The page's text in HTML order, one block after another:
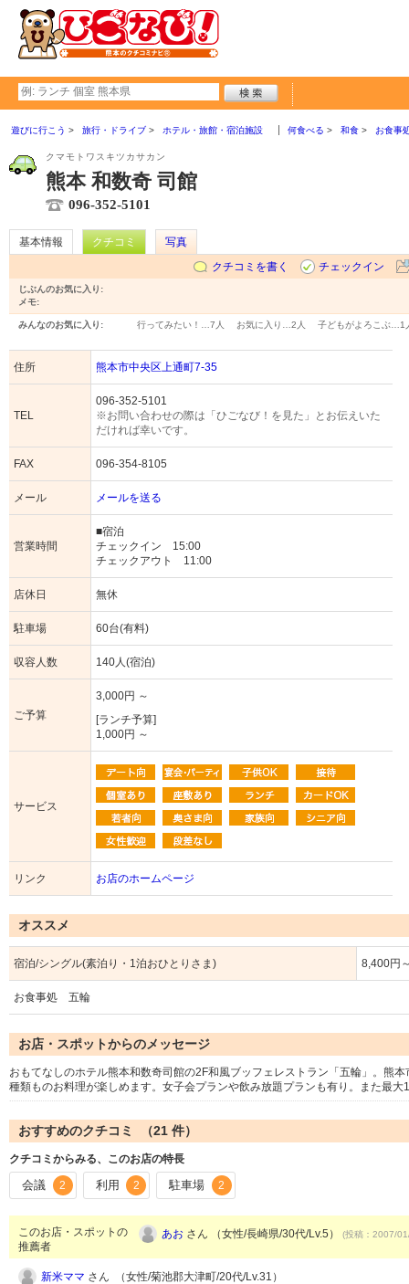
遊びに行こう 旅行・ドライブ ホテル・旅館・宿泊施設 何食べる 和食 お食事
クマモトワスキツカサカン
熊本 和数奇 司館
096-352-5101
基本情報 クチコミ
写真
クチコミを書く
チェックイン
じぶんのお気に入り:
メモ:
みんなのお気に入り: 行ってみたい！… 7人 お気に入り… 2人 子どもがよろこぶ… 1
住所 熊本市中央区上通町7-35
TEL
096-352-5101
※お問い合わせの際は「ひごなび！を見た」とお伝えいた
だければ幸いです。
FAX 096-354-8105
メール メールを送る
営業時間
■宿泊
チェックイン 15:00
チェックアウト 11:00
店休日 無休
駐車場 60台(有料)
収容人数 140人(宿泊)
ご予算
3,000円 ～
[ランチ予算]
1,000円 ～
サービス
リンク お店のホームページ
オススメ
宿泊/シングル(素泊り・1泊おひとりさま) 8,400円
お食事処 五輪
お店・スポットからのメッセージ
おもてなしのホテル熊本和数奇司館の2F和風ブッフェレストラン「五輪」。熊
種類ものお料理が楽しめます。女子会プランや飲み放題プランも有り。また最
おすすめのクチコミ （21 件）
クチコミからみる、このお店の特長
会議 2 利用 2 駐車場 2
このお店・スポットの
推薦者
あお さん （女性/長崎県/30代/Lv.5） (投稿：2007/
新米ママ さん （女性/菊池郡大津町/20代/Lv.31）